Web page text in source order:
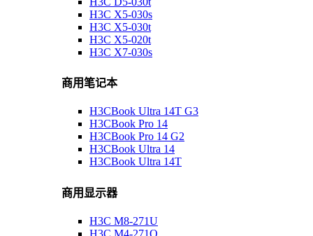
H3C X5-030s
H3C X5-030t
H3C X5-020t
H3C X7-030s
商用笔记本
H3CBook Ultra 14T G3
H3CBook Pro 14
H3CBook Pro 14 G2
H3CBook Ultra 14
H3CBook Ultra 14T
商用显示器
H3C M8-271U
H3C M4-271Q